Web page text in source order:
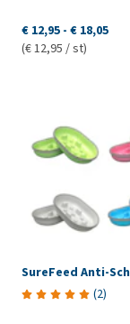
€ 12,95 - € 18,05
(€ 12,95 / st)
SureFeed Anti-
(2)